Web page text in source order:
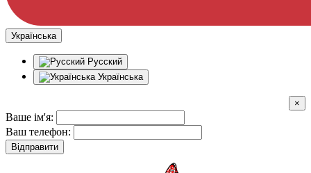
Українська
Русский
Українська
×
Ваше ім'я:
Ваш телефон:
Відправити